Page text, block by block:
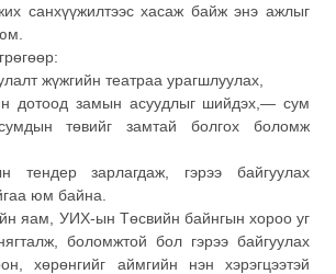
санхүүжилтээс хасаж байж энэ ажлыг
жүжгийн театраа урагшлуулах,
дотоод замын асуудлыг шийдэх,— сум
төвийг замтай болгох боломж
зарлагдаж, гэрээ байгуулах
юм байна.
яам, УИХ-ын Төсвийн байнгын хороо уг
боломжтой бол гэрээ байгуулах
хөрөнгийг аймгийн нэн хэрэгцээтэй